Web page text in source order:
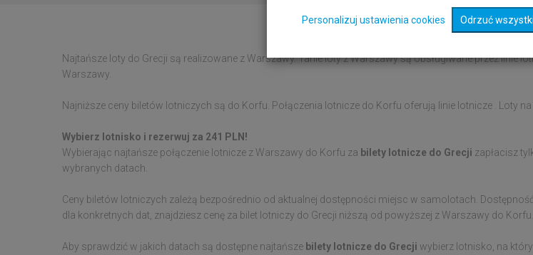
Najtańsze loty do Grecji są realizowane z Warszawy. Tanie loty z Warszawy są obsługiwane przez linie
Warszawy.
Najniższe ceny biletów lotniczych są do Korfu. Połączenia lotnicze do Korfu oferują linie lotnicze . Loty
Wybierz lotnisko i rezerwuj za 241 PLN!
Wybierając najtańsze połączenie lotnicze z Warszawy do Korfu za bilety lotnicze do Grecji zapłacisz
wybranych datach.
Ceny biletów lotniczych zależą bezpośrednio od aktualnej dostępności miejsc w samolotach.
dla konkretnych dat, znajdziesz cenę za bilet lotniczy do Grecji niższą od powyższej z Warszawy do Korfu.
Aby sprawdzić w jakich datach są dostępne najtańsze bilety lotnicze do Grecji wybierz lotnisko, na
Personalizuj ustawienia cookies Odrzuć